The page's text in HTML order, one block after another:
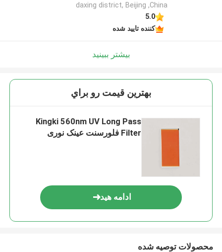
daxing district, Beijing ,China
5.0
کننده تایید شده
بیشتر ببینید
بهترين قيمت رو براي
Kingki 560nm UV Long Pass
Filter فلورسنت عینک نوری
ادامه هید
محصولات توصیه شده